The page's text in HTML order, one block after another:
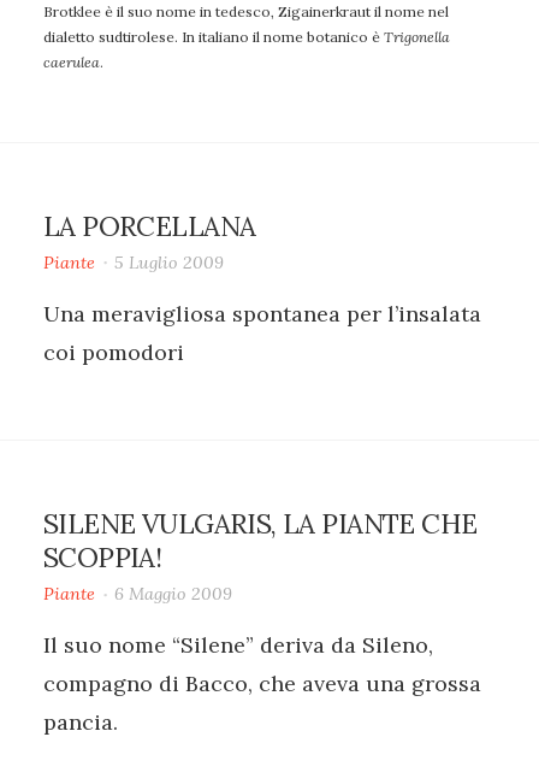
Brotklee è il suo nome in tedesco, Zigainerkraut il nome nel
dialetto sudtirolese. In italiano il nome botanico è Trigonella
caerulea.
LA PORCELLANA
Piante 5 Luglio 2009
Una meravigliosa spontanea per l’insalata
coi pomodori
SILENE VULGARIS, LA PIANTE CHE
SCOPPIA!
Piante 6 Maggio 2009
Il suo nome “Silene” deriva da Sileno,
compagno di Bacco, che aveva una grossa
pancia.